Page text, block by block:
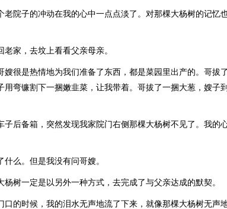
院子的冲动在我的心中一点点淡了。对那棵大杨树的记忆
家，去坟上看看父亲母亲。
嫂很是热情地为我们准备了东西，都是菜园里出产的。哥拔
弯镰割下一捆嫩韭菜，让我带着。哥拔了一捆大葱，嫂子
子后备箱，突然发现我家院门右侧那棵大杨树不见了。我的
么。但是我没有问哥嫂。
树一定是以另外一种方式，去完成了与父亲达成的默契。
的时候，我的泪水无声地流了下来，就像那棵大杨树无声